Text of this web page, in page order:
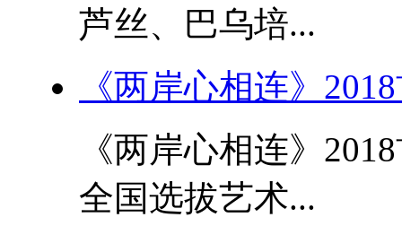
芦丝、巴乌培...
《两岸心相连》
《两岸心相连》
全国选拔艺术...